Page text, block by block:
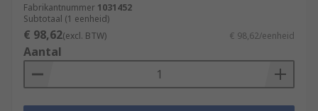
Fabrikantnummer 1031452
Subtotaal (1 eenheid)
€ 98,62(excl. BTW) € 98,62/eenheid
Aantal